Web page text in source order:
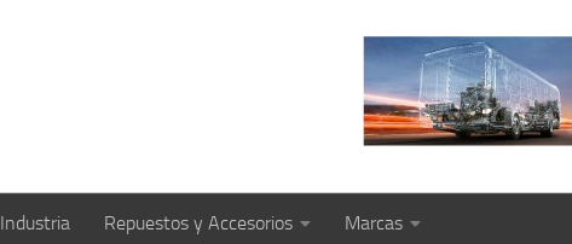
Industria Repuestos y Accesorios Marcas